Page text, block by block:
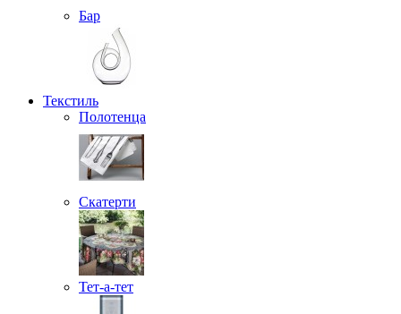
Бар
Текстиль
Полотенца
Скатерти
Тет-а-тет